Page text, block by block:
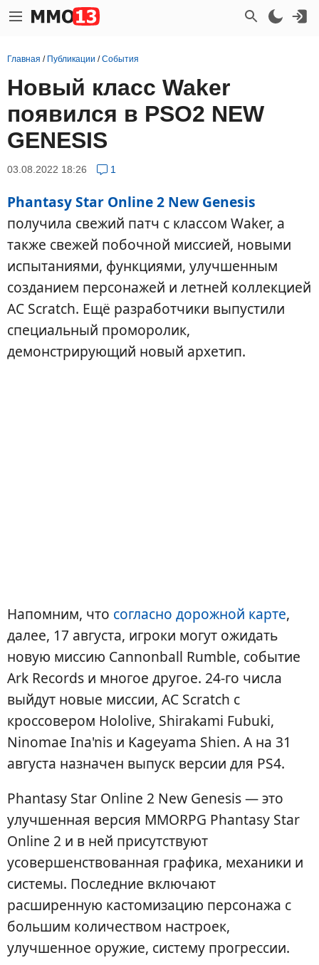
Главная / Публикации /События
Новый класс Waker
появился в PSO2 NEW
GENESIS
03.08.2022 18:26 1
Phantasy Star Online 2 New Genesis
получила свежий патч с классом Waker, а
также свежей побочной миссией, новыми
испытаниями, функциями, улучшенным
созданием персонажей и летней коллекцией
AC Scratch. Ещё разработчики выпустили
специальный проморолик,
демонстрирующий новый архетип.
Напомним, что согласно дорожной карте,
далее, 17 августа, игроки могут ожидать
новую миссию Cannonball Rumble, событие
Ark Records и многое другое. 24-го числа
выйдут новые миссии, AC Scratch с
кроссовером Hololive, Shirakami Fubuki,
Ninomae Ina'nis и Kageyama Shien. А на 31
августа назначен выпуск версии для PS4.
Phantasy Star Online 2 New Genesis — это
улучшенная версия MMORPG Phantasy Star
Online 2 и в ней присутствуют
усовершенствованная графика, механики и
системы. Последние включают
расширенную кастомизацию персонажа с
большим количеством настроек,
улучшенное оружие, систему прогрессии.